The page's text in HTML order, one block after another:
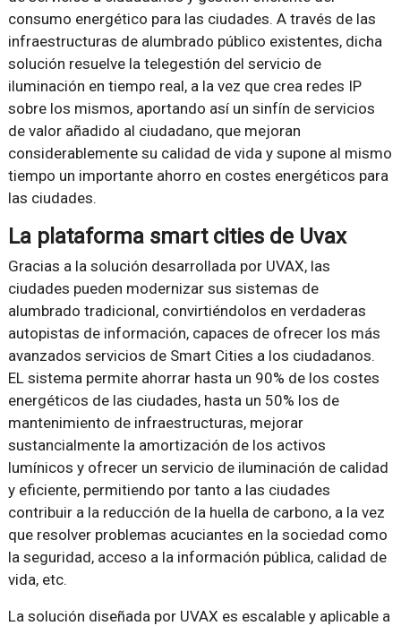
consumo energético para las ciudades. A través de las
infraestructuras de alumbrado público existentes, dicha
solución resuelve la telegestión del servicio de
iluminación en tiempo real, a la vez que crea redes IP
sobre los mismos, aportando así un sinfín de servicios
de valor añadido al ciudadano, que mejoran
considerablemente su calidad de vida y supone al mismo
tiempo un importante ahorro en costes energéticos para
las ciudades.
La plataforma smart cities de Uvax
Gracias a la solución desarrollada por UVAX, las
ciudades pueden modernizar sus sistemas de
alumbrado tradicional, convirtiéndolos en verdaderas
autopistas de información, capaces de ofrecer los más
avanzados servicios de Smart Cities a los ciudadanos.
EL sistema permite ahorrar hasta un 90% de los costes
energéticos de las ciudades, hasta un 50% los de
mantenimiento de infraestructuras, mejorar
sustancialmente la amortización de los activos
lumínicos y ofrecer un servicio de iluminación de calidad
y eficiente, permitiendo por tanto a las ciudades
contribuir a la reducción de la huella de carbono, a la vez
que resolver problemas acuciantes en la sociedad como
la seguridad, acceso a la información pública, calidad de
vida, etc.
La solución diseñada por UVAX es escalable y aplicable a